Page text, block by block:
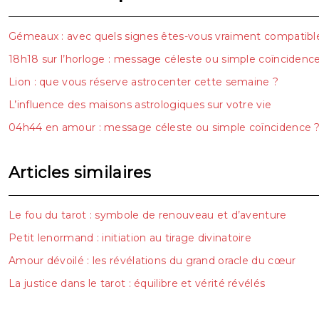
Gémeaux : avec quels signes êtes-vous vraiment
18h18 sur l’horloge : message céleste ou simple
Lion : que vous réserve astrocenter cette semaine ?
L’influence des maisons astrologiques sur votre vie
04h44 en amour : message céleste ou simple coïncidence ?
Articles similaires
Le fou du tarot : symbole de renouveau et d’aventure
Petit lenormand : initiation au tirage divinatoire
Amour dévoilé : les révélations du grand oracle du cœur
La justice dans le tarot : équilibre et vérité révélés